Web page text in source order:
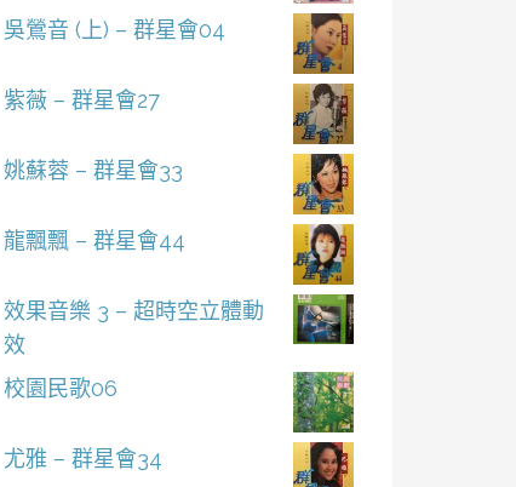
吳鶯音 (上) – 群星會04
紫薇 – 群星會27
姚蘇蓉 – 群星會33
龍飄飄 – 群星會44
效果音樂 3 – 超時空立體動
效
校園民歌06
尤雅 – 群星會34